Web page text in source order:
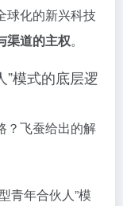
球化的新兴科技
渠道的主权。
”模式的底层逻
？飞蚕给出的解
青年合伙人”模